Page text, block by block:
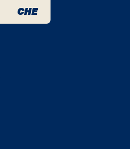
CHE